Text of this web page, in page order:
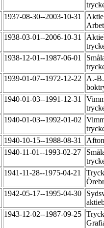
1937-08-30--2003-10-31
1938-03-01--2006-10-31
1938-12-01--1987-06-01
1939-01-07--1972-12-22
A.-
1940-01-03--1991-12-31
1940-01-03--1992-01-02
1940-10-15--1988-08-31
1940-11-01--1993-02-27
1941-11-28--1975-04-21
1942-05-17--1995-04-30
1943-12-02--1987-09-25